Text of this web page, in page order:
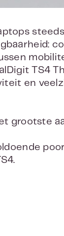
TS4
en
grootste